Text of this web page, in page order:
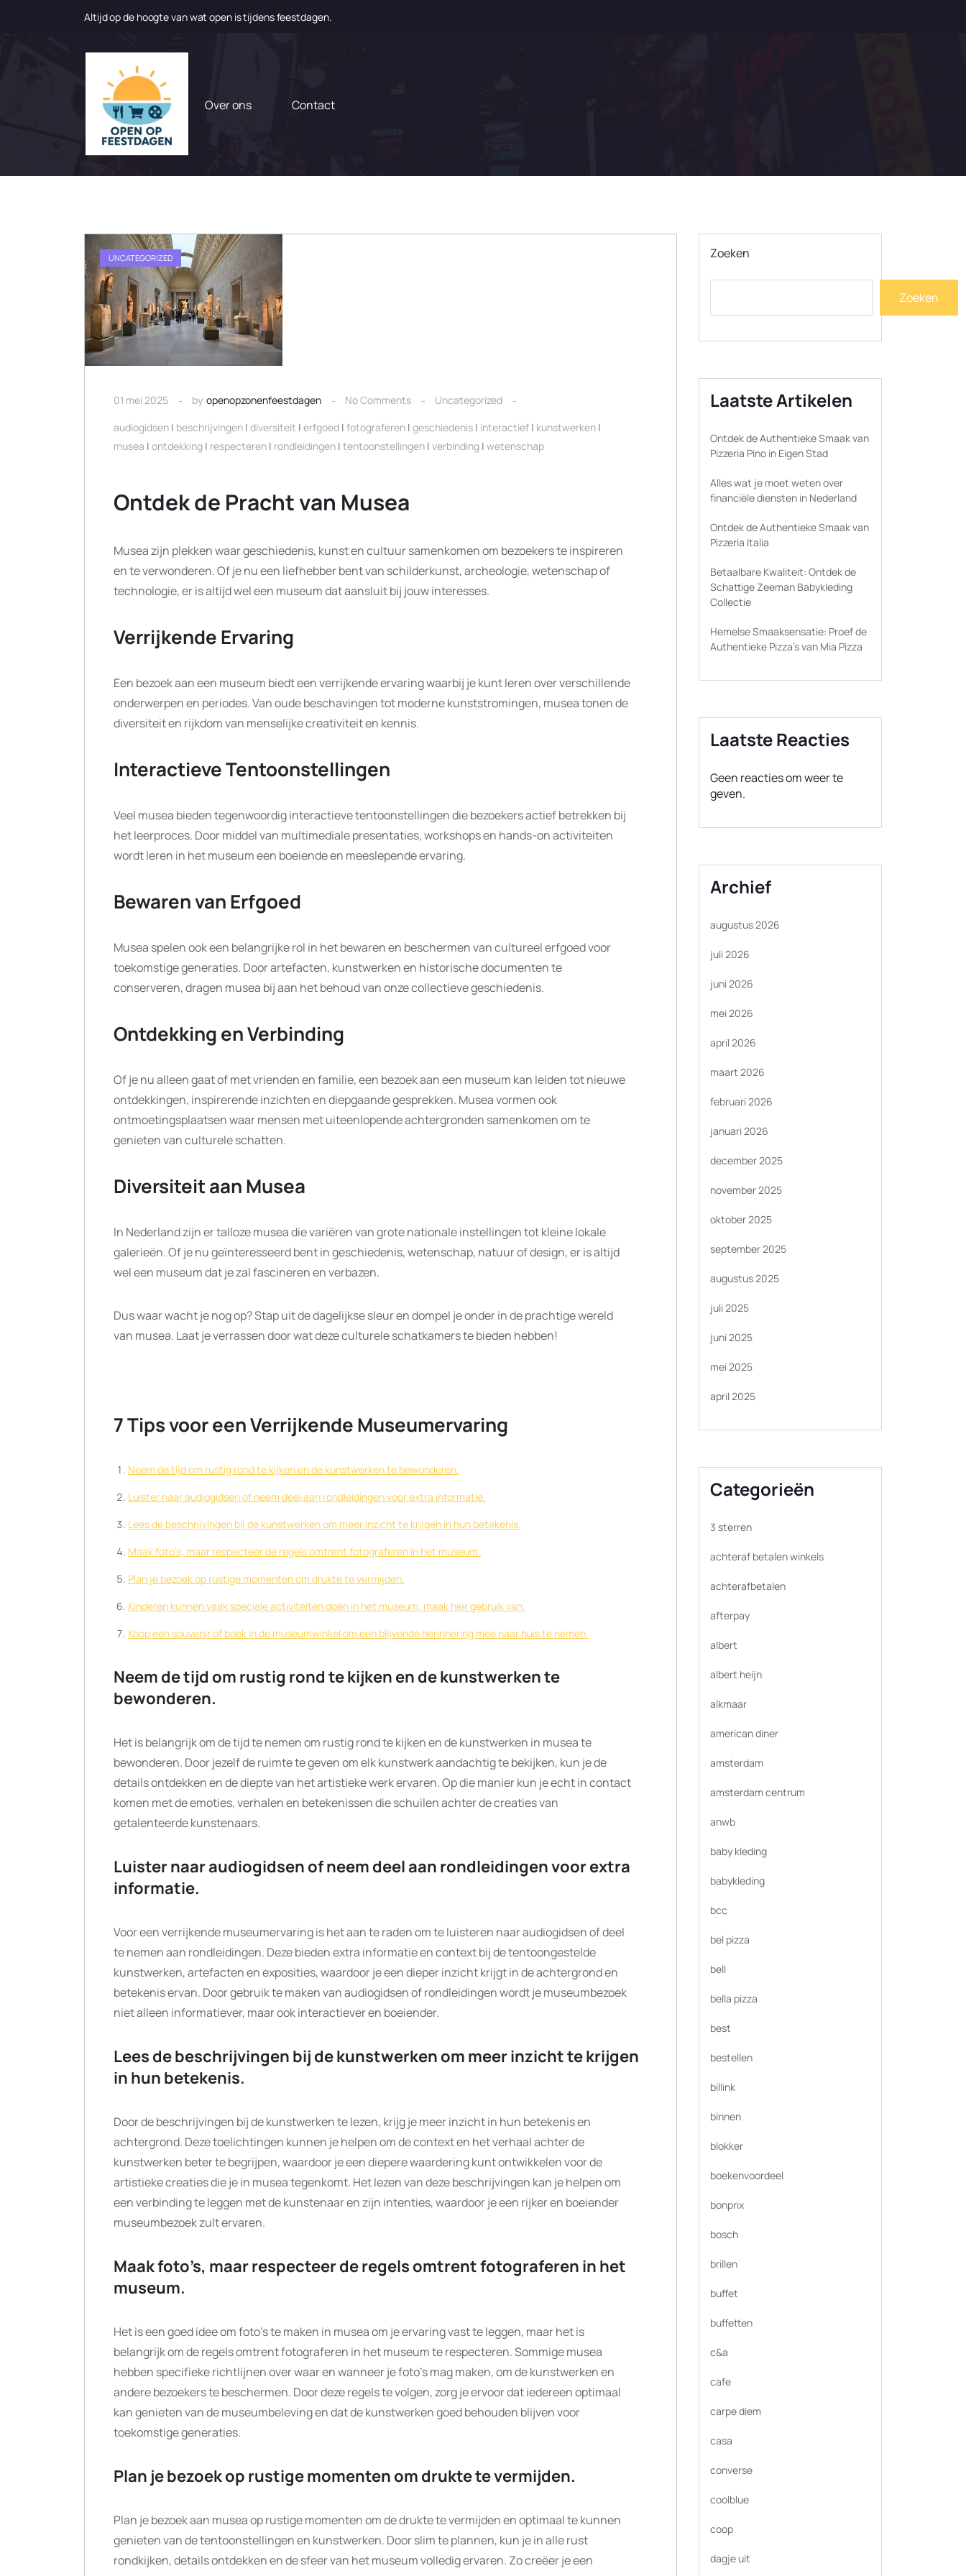
Altijd op de hoogte van wat open is tijdens feestdagen.
Over ons Contact
UNCATEGORIZED
01 mei 2025 by openopzonenfeestdagen No Comments
Uncategorized
audiogidsen | beschrijvingen | diversiteit | erfgoed | fotograferen | geschiedenis | interactief | kunstwerken |
musea | ontdekking | respecteren | rondleidingen | tentoonstellingen | verbinding | wetenschap
Ontdek de Pracht van Musea
Musea zijn plekken waar geschiedenis, kunst en cultuur samenkomen om bezoekers te inspireren
en te verwonderen. Of je nu een liefhebber bent van schilderkunst, archeologie, wetenschap of
technologie, er is altijd wel een museum dat aansluit bij jouw interesses.
Verrijkende Ervaring
Een bezoek aan een museum biedt een verrijkende ervaring waarbij je kunt leren over verschillende
onderwerpen en periodes. Van oude beschavingen tot moderne kunststromingen, musea tonen de
diversiteit en rijkdom van menselijke creativiteit en kennis.
Interactieve Tentoonstellingen
Veel musea bieden tegenwoordig interactieve tentoonstellingen die bezoekers actief betrekken bij
het leerproces. Door middel van multimediale presentaties, workshops en hands-on activiteiten
wordt leren in het museum een boeiende en meeslepende ervaring.
Bewaren van Erfgoed
Musea spelen ook een belangrijke rol in het bewaren en beschermen van cultureel erfgoed voor
toekomstige generaties. Door artefacten, kunstwerken en historische documenten te
conserveren, dragen musea bij aan het behoud van onze collectieve geschiedenis.
Ontdekking en Verbinding
Of je nu alleen gaat of met vrienden en familie, een bezoek aan een museum kan leiden tot nieuwe
ontdekkingen, inspirerende inzichten en diepgaande gesprekken. Musea vormen ook
ontmoetingsplaatsen waar mensen met uiteenlopende achtergronden samenkomen om te
genieten van culturele schatten.
Diversiteit aan Musea
In Nederland zijn er talloze musea die variëren van grote nationale instellingen tot kleine lokale
galerieën. Of je nu geïnteresseerd bent in geschiedenis, wetenschap, natuur of design, er is altijd
wel een museum dat je zal fascineren en verbazen.
Dus waar wacht je nog op? Stap uit de dagelijkse sleur en dompel je onder in de prachtige wereld
van musea. Laat je verrassen door wat deze culturele schatkamers te bieden hebben!
7 Tips voor een Verrijkende Museumervaring
Neem de tijd om rustig rond te kijken en de kunstwerken te bewonderen.
Luister naar audiogidsen of neem deel aan rondleidingen voor extra informatie.
Lees de beschrijvingen bij de kunstwerken om meer inzicht te krijgen in hun betekenis.
Maak foto’s, maar respecteer de regels omtrent fotograferen in het museum.
Plan je bezoek op rustige momenten om drukte te vermijden.
Kinderen kunnen vaak speciale activiteiten doen in het museum, maak hier gebruik van.
Koop een souvenir of boek in de museumwinkel om een blijvende herinnering mee naar huis te nemen.
Neem de tijd om rustig rond te kijken en de kunstwerken te
bewonderen.
Het is belangrijk om de tijd te nemen om rustig rond te kijken en de kunstwerken in musea te
bewonderen. Door jezelf de ruimte te geven om elk kunstwerk aandachtig te bekijken, kun je de
details ontdekken en de diepte van het artistieke werk ervaren. Op die manier kun je echt in contact
komen met de emoties, verhalen en betekenissen die schuilen achter de creaties van
getalenteerde kunstenaars.
Luister naar audiogidsen of neem deel aan rondleidingen voor extra
informatie.
Voor een verrijkende museumervaring is het aan te raden om te luisteren naar audiogidsen of deel
te nemen aan rondleidingen. Deze bieden extra informatie en context bij de tentoongestelde
kunstwerken, artefacten en exposities, waardoor je een dieper inzicht krijgt in de achtergrond en
betekenis ervan. Door gebruik te maken van audiogidsen of rondleidingen wordt je museumbezoek
niet alleen informatiever, maar ook interactiever en boeiender.
Lees de beschrijvingen bij de kunstwerken om meer inzicht te krijgen
in hun betekenis.
Door de beschrijvingen bij de kunstwerken te lezen, krijg je meer inzicht in hun betekenis en
achtergrond. Deze toelichtingen kunnen je helpen om de context en het verhaal achter de
kunstwerken beter te begrijpen, waardoor je een diepere waardering kunt ontwikkelen voor de
artistieke creaties die je in musea tegenkomt. Het lezen van deze beschrijvingen kan je helpen om
een verbinding te leggen met de kunstenaar en zijn intenties, waardoor je een rijker en boeiender
museumbezoek zult ervaren.
Maak foto’s, maar respecteer de regels omtrent fotograferen in het
museum.
Het is een goed idee om foto’s te maken in musea om je ervaring vast te leggen, maar het is
belangrijk om de regels omtrent fotograferen in het museum te respecteren. Sommige musea
hebben specifieke richtlijnen over waar en wanneer je foto’s mag maken, om de kunstwerken en
andere bezoekers te beschermen. Door deze regels te volgen, zorg je ervoor dat iedereen optimaal
kan genieten van de museumbeleving en dat de kunstwerken goed behouden blijven voor
toekomstige generaties.
Plan je bezoek op rustige momenten om drukte te vermijden.
Plan je bezoek aan musea op rustige momenten om de drukte te vermijden en optimaal te kunnen
genieten van de tentoonstellingen en kunstwerken. Door slim te plannen, kun je in alle rust
rondkijken, details ontdekken en de sfeer van het museum volledig ervaren. Zo creëer je een
Zoeken
Zoeken
Laatste Artikelen
Ontdek de Authentieke Smaak van
Pizzeria Pino in Eigen Stad
Alles wat je moet weten over
financiële diensten in Nederland
Ontdek de Authentieke Smaak van
Pizzeria Italia
Betaalbare Kwaliteit: Ontdek de
Schattige Zeeman Babykleding
Collectie
Hemelse Smaaksensatie: Proef de
Authentieke Pizza’s van Mia Pizza
Laatste Reacties
Geen reacties om weer te
geven.
Archief
augustus 2026
juli 2026
juni 2026
mei 2026
april 2026
maart 2026
februari 2026
januari 2026
december 2025
november 2025
oktober 2025
september 2025
augustus 2025
juli 2025
juni 2025
mei 2025
april 2025
Categorieën
3 sterren
achteraf betalen winkels
achterafbetalen
afterpay
albert
albert heijn
alkmaar
american diner
amsterdam
amsterdam centrum
anwb
baby kleding
babykleding
bcc
bel pizza
bell
bella pizza
best
bestellen
billink
binnen
blokker
boekenvoordeel
bonprix
bosch
brillen
buffet
buffetten
c&a
cafe
carpe diem
casa
converse
coolblue
coop
dagje uit